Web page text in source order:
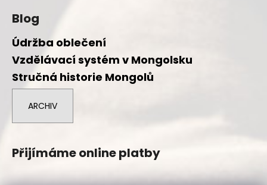
Blog
Údržba oblečení
Vzdělávací systém v Mongolsku
Stručná historie Mongolů
ARCHIV
Přijímáme online platby